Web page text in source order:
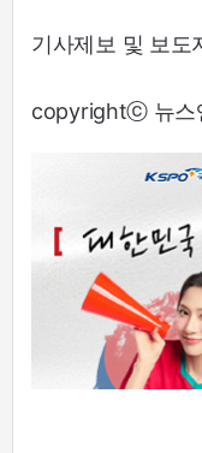
기사제보 및 보
copyrightⓒ 뉴스